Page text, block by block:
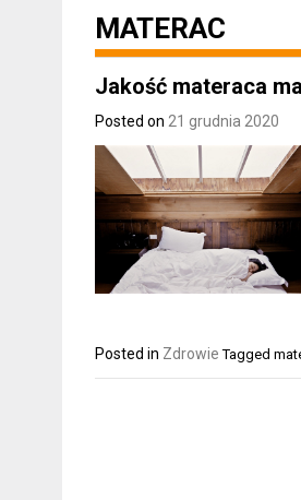
MATERAC
Jakość materaca
Posted on 21 grudnia 2020
Posted in Zdrowie Tagged